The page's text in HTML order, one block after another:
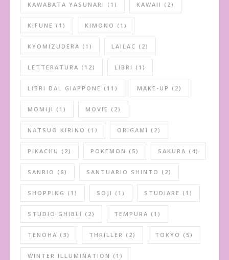
KAWABATA YASUNARI (1) KAWAII (2)
KIFUNE (1) KIMONO (1)
KYOMIZUDERA (1) LAILAC (2)
LETTERATURA (12) LIBRI (1)
LIBRI DAL GIAPPONE (11) MAKE-UP (2)
MOMIJI (1) MOVIE (2)
NATSUO KIRINO (1) ORIGAMI (2)
PIKACHU (2) POKEMON (5) SAKURA (4)
SANRIO (6) SANTUARIO SHINTO (2)
SHOPPING (1) SOJI (1) STUDIARE (1)
STUDIO GHIBLI (2) TEMPURA (1)
TENOHA (3) THRILLER (2) TOKYO (5)
WINTER ILLUMINATION (1)